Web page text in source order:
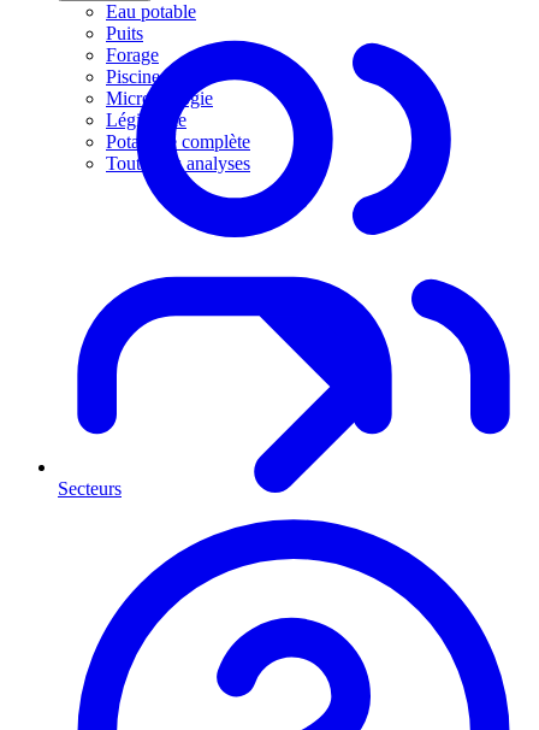
Eau potable
Puits
Forage
Piscine
Microbiologie
Légionelle
Potabilité complète
Toutes les analyses
Secteurs